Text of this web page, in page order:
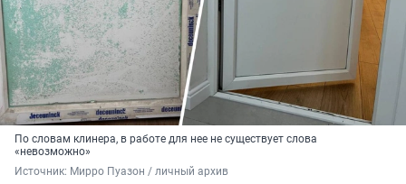
По словам клинера, в работе для нее не существует слова
«невозможно»
Источник: Мирро Пуазон / личный архив